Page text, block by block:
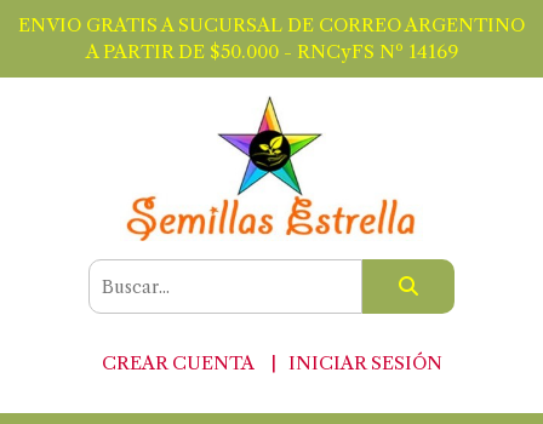
ENVIO GRATIS A SUCURSAL DE CORREO ARGENTINO
A PARTIR DE $50.000 - RNCyFS Nº 14169
CREAR CUENTA INICIAR SESIÓN